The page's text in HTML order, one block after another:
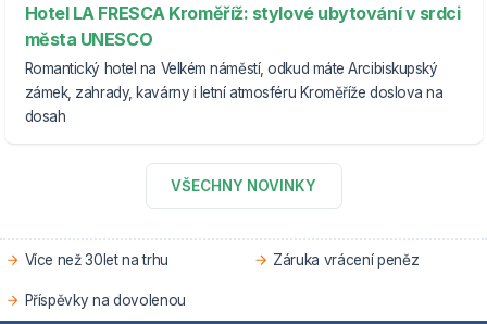
Hotel LA FRESCA Kroměříž: stylové ubytování v srdci
města UNESCO
Romantický hotel na Velkém náměstí, odkud máte Arcibiskupský
zámek, zahrady, kavárny i letní atmosféru Kroměříže doslova na
dosah
VŠECHNY NOVINKY
Více než 30let na trhu Záruka vrácení peněz
Příspěvky na dovolenou